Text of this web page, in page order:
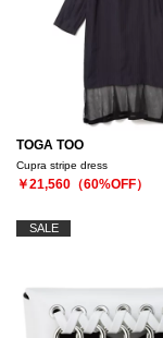
TOGA TOO
Cupra stripe dress
￥21,560（60%OFF）
SALE